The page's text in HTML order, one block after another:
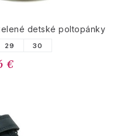
detské poltopánky
29 30
€